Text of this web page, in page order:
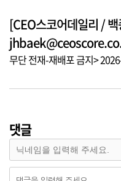
[CEO스코어데일리 /
무단 전재-재배포 금지>
댓글